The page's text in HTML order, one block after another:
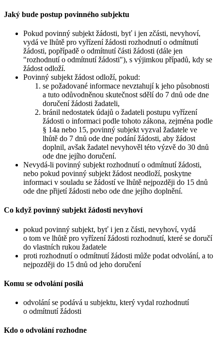
Jaký bude postup povinného subjektu
Pokud povinný subjekt žádosti, byť i jen zčásti, nevyhoví,
vydá ve lhůtě pro vyřízení žádosti rozhodnutí o odmítnutí
žádosti, popřípadě o odmítnutí části žádosti (dále jen
"rozhodnutí o odmítnutí žádosti"), s výjimkou případů, kdy se
žádost odloží.
Povinný subjekt žádost odloží, pokud:
se požadované informace nevztahují k jeho působnosti
a tuto odůvodněnou skutečnost sdělí do 7 dnů ode dne
doručení žádosti žadateli,
bránil nedostatek údajů o žadateli postupu vyřízení
žádosti o informaci podle tohoto zákona, zejména podle
§ 14a nebo 15, povinný subjekt vyzval žadatele ve
lhůtě do 7 dnů ode dne podání žádosti, aby žádost
doplnil, avšak žadatel nevyhověl této výzvě do 30 dnů
ode dne jejího doručení.
Nevydá-li povinný subjekt rozhodnutí o odmítnutí žádosti,
nebo pokud povinný subjekt žádost neodloží, poskytne
informaci v souladu se žádostí ve lhůtě nejpozději do 15 dnů
ode dne přijetí žádosti nebo ode dne jejího doplnění.
Co když povinný subjekt žádosti nevyhoví
pokud povinný subjekt, byť i jen z části, nevyhoví, vydá
o tom ve lhůtě pro vyřízení žádosti rozhodnutí, které se doručí
do vlastních rukou žadatele
proti rozhodnutí o odmítnutí žádosti může podat odvolání, a to
nejpozději do 15 dnů od jeho doručení
Komu se odvolání posílá
odvolání se podává u subjektu, který vydal rozhodnutí
o odmítnutí žádosti
Kdo o odvolání rozhodne